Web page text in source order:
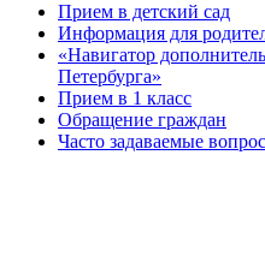
Прием в детский сад
Информация для
«Навигатор
Петербурга»
Прием в 1 класс
Обращение граждан
Часто задаваемые